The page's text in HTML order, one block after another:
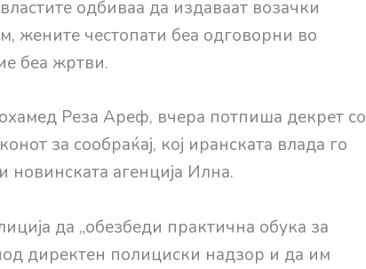
одбиваа да издаваат возачки
жените честопати беа одговорни во
беа жртви.
Реза Ареф, вчера потпиша декрет со
за сообраќај, кој иранската влада го
новинската агенција Илна.
да „обезбеди практична обука за
директен полициски надзор и да им